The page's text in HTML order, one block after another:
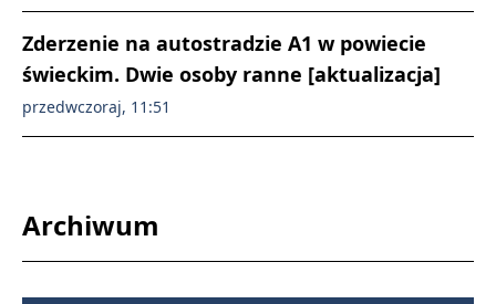
Zderzenie na autostradzie A1 w powiecie
świeckim. Dwie osoby ranne [aktualizacja]
przedwczoraj, 11:51
Archiwum